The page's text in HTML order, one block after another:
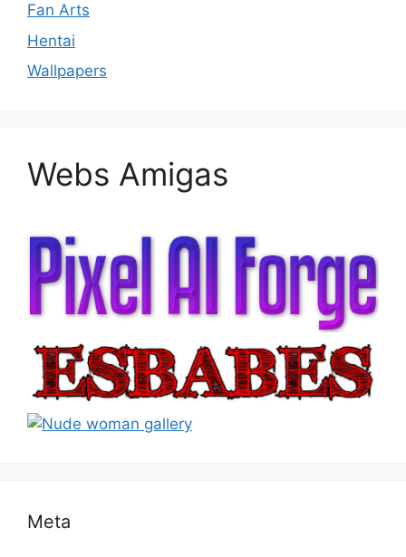
Fan Arts
Hentai
Wallpapers
Webs Amigas
Meta